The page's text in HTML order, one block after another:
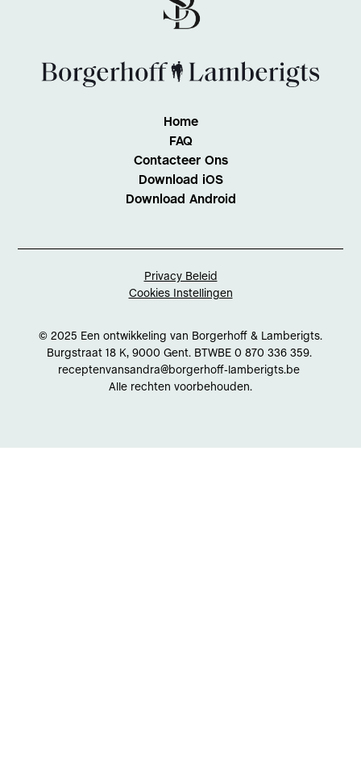
Home
FAQ
Contacteer Ons
Download iOS
Download Android
© 2025 Een ontwikkeling van Borgerhoff & Lamberigts.
Burgstraat 18 K, 9000 Gent. BTWBE 0 870 336 359.
receptenvansandra@borgerhoff-lamberigts.be
Alle rechten voorbehouden.
Privacy Beleid
Cookies Instellingen